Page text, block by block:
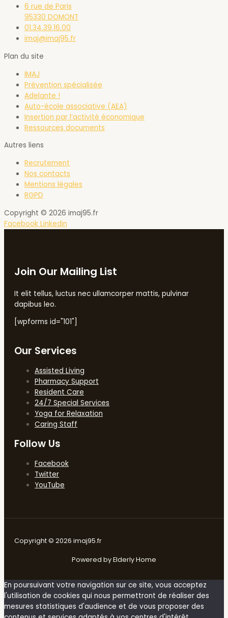
6 rue de Paris
95330 DOMONT
01.34.39.16.00
imaj@imaj95.fr
Plan du site
IMAJ
Prévention spécialisée
Adelante !
Auto-école associative (AEA)
Insertion par l’activité économique
Ressources documents
Autres liens
Recrutement
Nos contacts
Mentions légales
RGPD
Copyright © 2026 imaj95.fr
Facebook Linkedin
Join Our Mailing List
It elit tellus, luctus nec ullamcorper mattis, pulvinar
dapibus leo.
[wpforms id="101"]
Our Services
Assisted Living
Pharmacy Support
Resident Care
24/7 Special Services
Yoga for Relaxation
Caring Staff
Follow Us
Facebook
Twitter
YouTube
Copyright © 2026 imaj95.fr
Powered by Elderly Home
En poursuivant votre navigation sur ce site, vous acceptez
l'utilisation de cookies qui nous permettront de réaliser des
mesures statistiques d'audience et de vous proposer des